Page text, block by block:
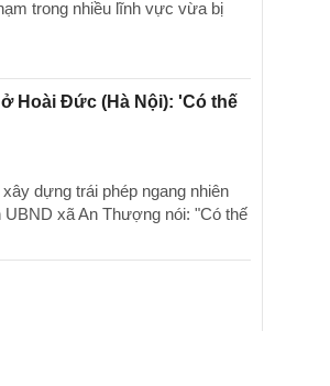
trong nhiều lĩnh vực vừa bị
Hoài Đức (Hà Nội): 'Có thế
dựng trái phép ngang nhiên
xã An Thượng nói: "Có thế